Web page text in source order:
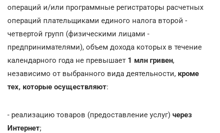
операций и/или программные регистраторы расчетных
операций плательщиками единого налога второй -
четвертой групп (физическими лицами -
предпринимателями), объем дохода которых в течение
календарного года не превышает 1 млн гривен,
независимо от выбранного вида деятельности, кроме
тех, которые осуществляют:
- реализацию товаров (предоставление услуг) через
Интернет;